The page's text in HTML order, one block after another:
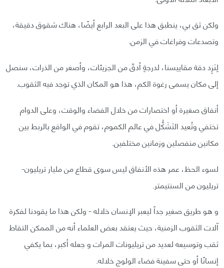
ولكن ثق بي، ينطبق هذا على البعد الرابع أيضًا، هناك شقوق دقيقة،
وتصدعات وفراغات في الزمن.
لِنَزِد دقة مقاييسنا، لدرجةٍ أدقّ من الجزيئات، وأصغر من الذرات، سنصل
إلى مكان يسمى رغوة الكم، هذا هو المكان الذي توجد فيه الثقوب.
أنفاق صغيرة أو اختصارات من خلال الفضاء والوقت، وعلى الدوام
تختفي وتُعيد التَشَكُّل في عالم الكموم، تقوم في الواقع بالربط بين
مكانين منفصلين وزمانين مختلفين.
لسوء الحظ، عمر هذه الأنفاق ليس سوى قطاع من مليار تريليون-
تريليون من السنتيمتر.
و هو طريق صغير جداً ليعبر الإنسان خلاله - ولكن هذا ما يقودنا لفكرة
آلات الثقوب الزمنية، حيث يعتقد بعض العلماء أنه من الممكن التقاط
ثقب وتوسيعه لعديد من تريليونات المرات و جعله أكبر، بما يكفي
إنسانًا أو حتى سفينة فضاء الولوج خلاله.